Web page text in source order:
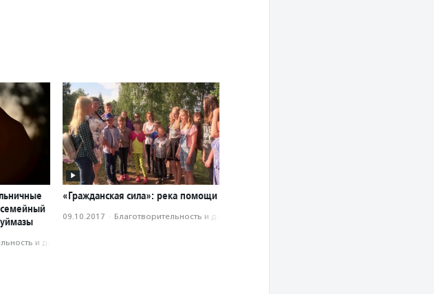
и доброволь­чест­во
«Гражданская сила»: река помощи
09.10.2017 · Благотвори­тель­ность и доброволь­чест­во